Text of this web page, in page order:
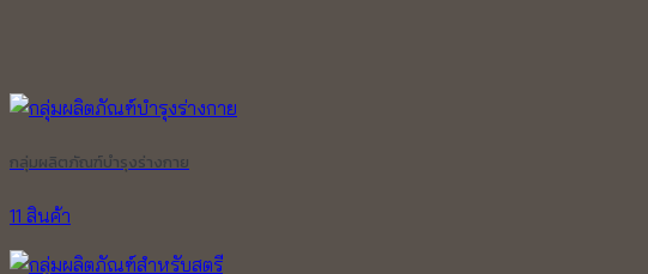
กลุ่มผลิตภัณฑ์บำรุงร่างกาย
11 สินค้า